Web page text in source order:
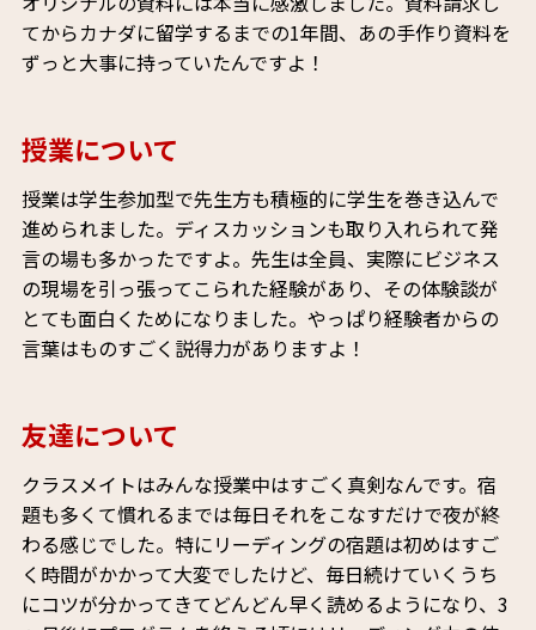
てからカナダに留学するまでの1年間、あの手作り資料を
ずっと大事に持っていたんですよ！
授業について
授業は学生参加型で先生方も積極的に学生を巻き込んで
進められました。ディスカッションも取り入れられて発
言の場も多かったですよ。先生は全員、実際にビジネス
の現場を引っ張ってこられた経験があり、その体験談が
とても面白くためになりました。やっぱり経験者からの
言葉はものすごく説得力がありますよ！
友達について
クラスメイトはみんな授業中はすごく真剣なんです。宿
題も多くて慣れるまでは毎日それをこなすだけで夜が終
わる感じでした。特にリーディングの宿題は初めはすご
く時間がかかって大変でしたけど、毎日続けていくうち
にコツが分かってきてどんどん早く読めるようになり、3